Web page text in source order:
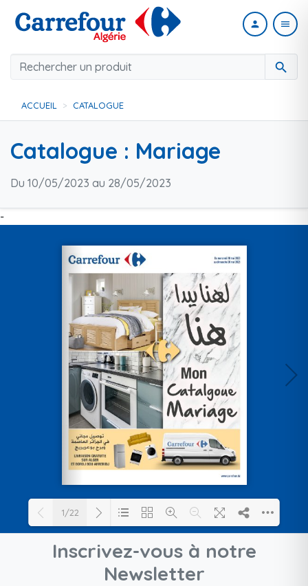
search
person menu
ACCUEIL CATALOGUE
Catalogue : Mariage
Du 10/05/2023 au 28/05/2023
-
Loading PDF 14% ...
1/22
Inscrivez-vous à notre
Newsletter